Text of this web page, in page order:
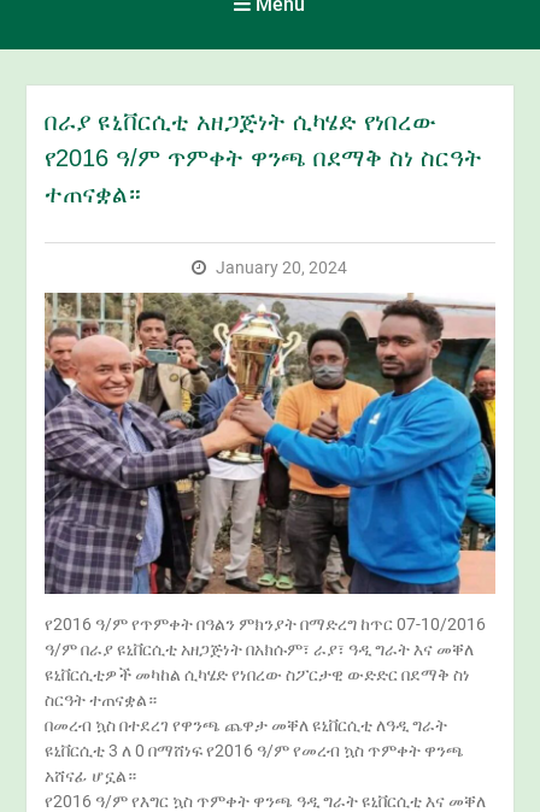
በራያ ዩኒቨርሲቲ አዘጋጅነት ሲካሄድ የነበረው
የ2016 ዓ/ም ጥምቀት ዋንጫ በደማቅ ስነ ስርዓት
ተጠናቋል።
January 20, 2024
የ2016 ዓ/ም የጥምቀት በዓልን ምክንያት በማድረግ ከጥር 07-10/2016
ዓ/ም በራያ ዩኒቨርሲቲ አዘጋጅነት በአክሱም፣ ራያ፣ ዓዲ ግራት እና መቐለ
ዩኒቨርሲቲዎች መካከል ሲካሄድ የነበረው ስፖርታዊ ውድድር በደማቅ ስነ
ስርዓት ተጠናቋል።
በመረብ ኳስ በተደረገ የዋንጫ ጨዋታ መቐለ ዩኒቨርሲቲ ለዓዲ ግራት
ዩኒቨርሲቲ 3 ለ 0 በማሸነፍ የ2016 ዓ/ም የመረብ ኳስ ጥምቀት ዋንጫ
አሸናፊ ሆኗል።
የ2016 ዓ/ም የእግር ኳስ ጥምቀት ዋንጫ ዓዲ ግራት ዩኒቨርሲቲ እና መቐለ